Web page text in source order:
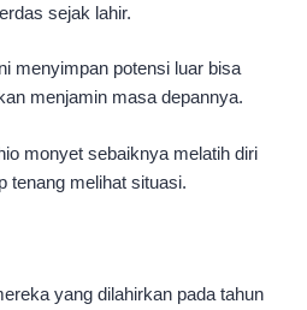
sejak lahir.
menyimpan potensi luar bisa
menjamin masa depannya.
monyet sebaiknya melatih diri
tenang melihat situasi.
yang dilahirkan pada tahun